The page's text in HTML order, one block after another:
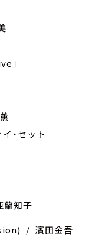
｣
・セット
知子
/ 濱田金吾